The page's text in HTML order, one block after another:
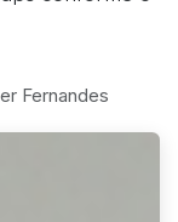
Fernandes